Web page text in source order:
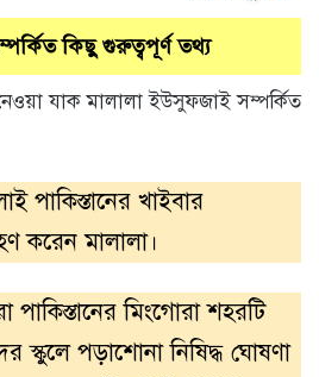
কিছু গুরুত্বপূর্ণ তথ্য
যাক মালালা ইউসুফজাই সম্পর্কিত
পাকিস্তানের খাইবার
করেন মালালা।
পাকিস্তানের মিংগোরা শহরটি
স্কুলে পড়াশোনা নিষিদ্ধ ঘোষণা